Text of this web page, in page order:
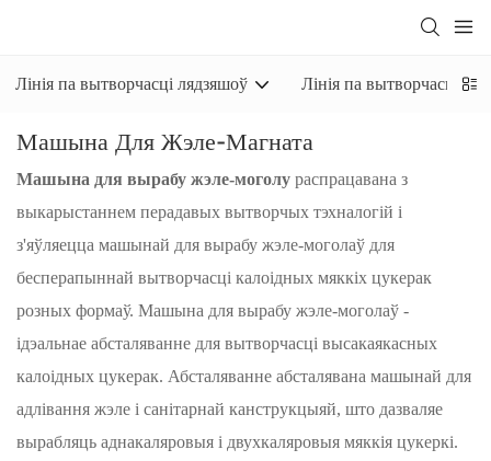
Лінія па вытворчасці лядзяшоў Лінія па вытворчасці
Машына Для Жэле-Магната
Машына для вырабу жэле-моголу распрацавана з
выкарыстаннем перадавых вытворчых тэхналогій і
з'яўляецца машынай для вырабу жэле-моголаў для
бесперапыннай вытворчасці калоідных мяккіх цукерак
розных формаў. Машына для вырабу жэле-моголаў -
ідэальнае абсталяванне для вытворчасці высакаякасных
калоідных цукерак. Абсталяванне абсталявана машынай для
адлівання жэле і санітарнай канструкцыяй, што дазваляе
вырабляць аднакаляровыя і двухкаляровыя мяккія цукеркі.